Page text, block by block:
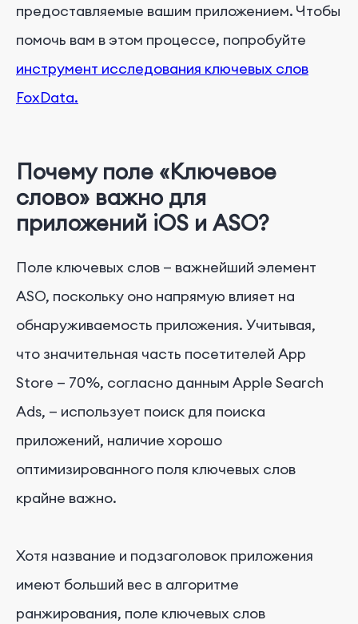
предоставляемые вашим приложением. Чтобы
помочь вам в этом процессе, попробуйте
инструмент исследования ключевых слов
FoxData.
Почему поле «Ключевое
слово» важно для
приложений iOS и ASO?
Поле ключевых слов — важнейший элемент
ASO, поскольку оно напрямую влияет на
обнаруживаемость приложения. Учитывая,
что значительная часть посетителей App
Store — 70%, согласно данным Apple Search
Ads, — использует поиск для поиска
приложений, наличие хорошо
оптимизированного поля ключевых слов
крайне важно.
Хотя название и подзаголовок приложения
имеют больший вес в алгоритме
ранжирования, поле ключевых слов